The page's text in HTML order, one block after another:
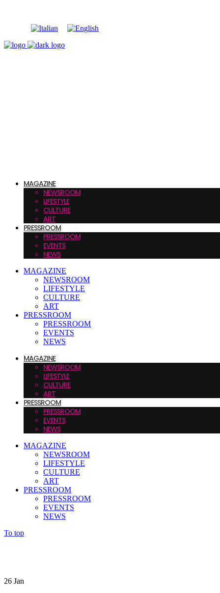
MAGAZINE
NEWSROOM
LIFESTYLE
CULTURE
ART
PRESSROOM
PRESSROOM
EVENTS
NEWS
MAGAZINE
NEWSROOM
LIFESTYLE
CULTURE
ART
PRESSROOM
PRESSROOM
EVENTS
NEWS
MAGAZINE
NEWSROOM
LIFESTYLE
CULTURE
ART
PRESSROOM
PRESSROOM
EVENTS
NEWS
MAGAZINE
NEWSROOM
LIFESTYLE
CULTURE
ART
PRESSROOM
PRESSROOM
EVENTS
NEWS
To top
26 Jan